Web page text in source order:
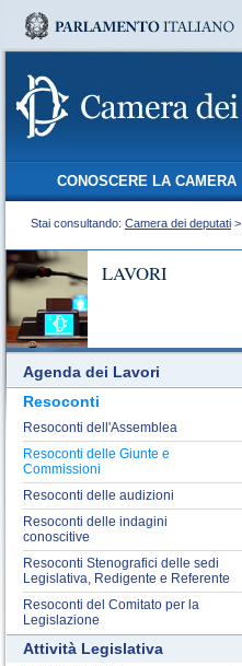
CONOSCERE LA CAMERA
Stai consultando: Camera dei deputati >
LAVORI
Agenda dei Lavori
Resoconti
Resoconti dell'Assemblea
Resoconti delle Giunte e
Commissioni
Resoconti delle audizioni
Resoconti delle indagini
conoscitive
Resoconti Stenografici delle sedi
Legislativa, Redigente e Referente
Resoconti del Comitato per la
Legislazione
Attività Legislativa